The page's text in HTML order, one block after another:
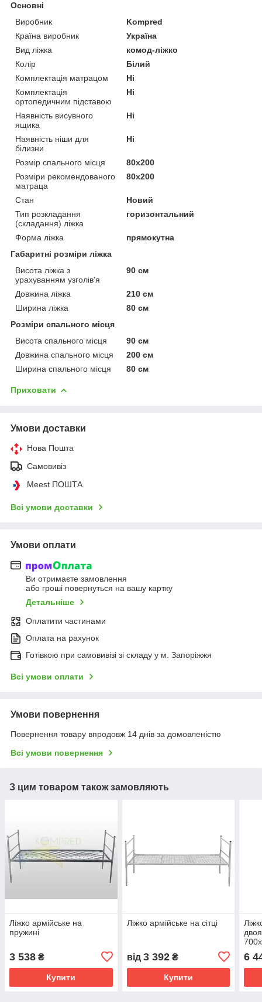
Основні
Виробник
Kompred
Країна виробник
Україна
Вид ліжка
комод-ліжко
Колір
Білий
Комплектація матрацом
Ні
Комплектація
ортопедичним підставою
Ні
Наявність висувного
ящика
Ні
Наявність ніши для
білизни
Ні
Розмір спального місця
80х200
Розміри рекомендованого
матраца
80х200
Стан
Новий
Тип розкладання
(складання) ліжка
горизонтальний
Форма ліжка
прямокутна
Габаритні розміри ліжка
Висота ліжка з
урахуванням узголів'я
90 см
Довжина ліжка
210 см
Ширина ліжка
80 см
Розміри спального місця
Висота спального місця
90 см
Довжина спального місця
200 см
Ширина спального місця
80 см
Приховати
Умови доставки
Нова Пошта
Самовивіз
Meest ПОШТА
Всі умови доставки
Умови оплати
Ви отримаєте замовлення
або гроші повернуться на вашу картку
Детальніше
Оплатити частинами
Оплата на рахунок
Готівкою при самовивізі зі складу у м. Запоріжжя
Всі умови оплати
Умови повернення
Повернення товару впродовж 14 днів за домовленістю
Всі умови повернення
З цим товаром також замовляють
Ліжко армійське на
пружині
3 538 ₴
Купити
Ліжко армійське на сітці
від 3 392₴
Купити
6